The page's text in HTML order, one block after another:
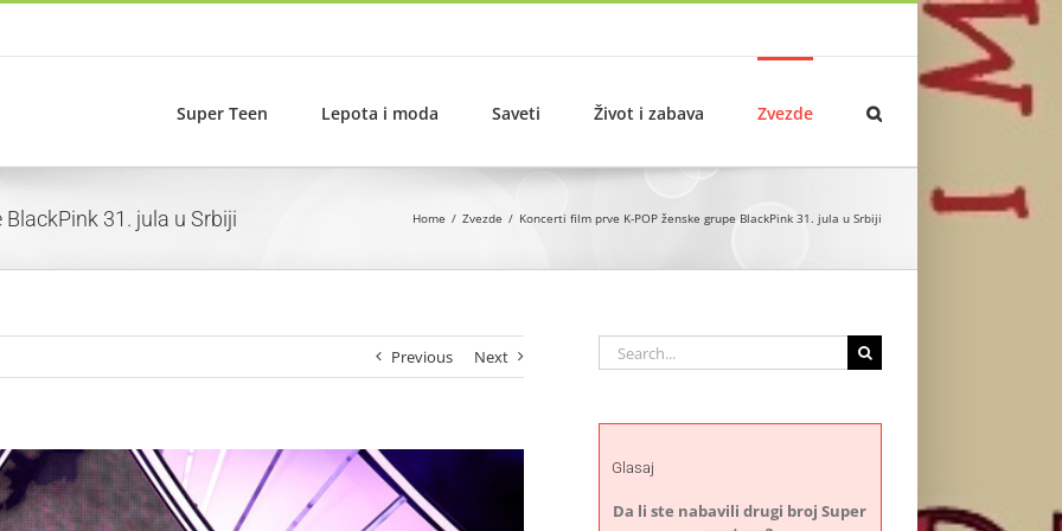
Super Teen Lepota i moda Saveti Život i zabava Zvezde
31. jula u Srbiji Home Zvezde Koncerti film prve K-POP ženske grupe BlackPink 31. jula u Srbiji
Previous Next
Search
for:
Glasaj
Da li ste nabavili drugi broj Super